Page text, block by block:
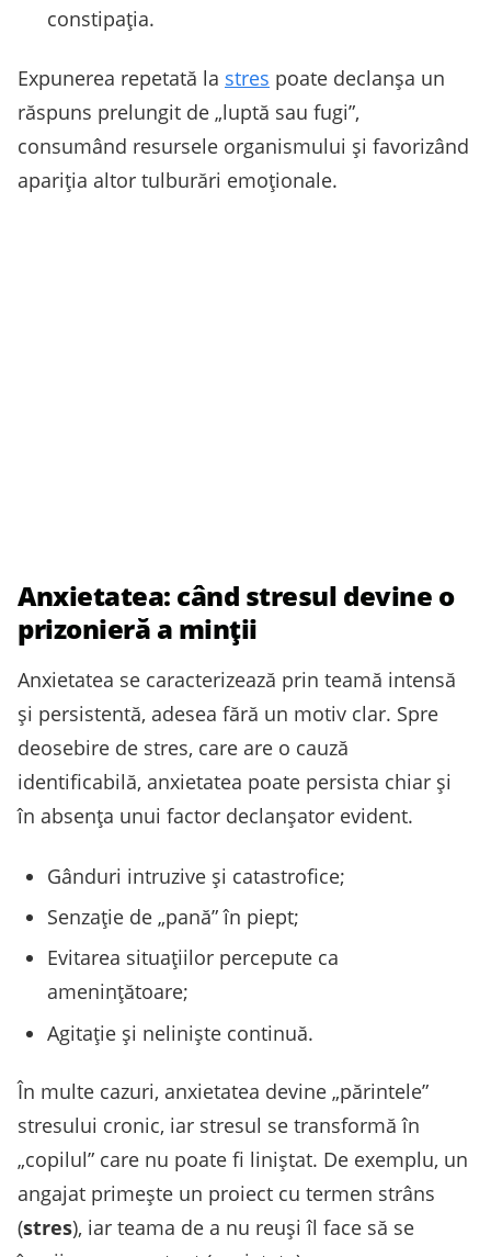
constipația.
Expunerea repetată la stres poate declanșa un
răspuns prelungit de „luptă sau fugi”,
consumând resursele organismului și favorizând
apariția altor tulburări emoționale.
Anxietatea: când stresul devine o
prizonieră a minții
Anxietatea se caracterizează prin teamă intensă
și persistentă, adesea fără un motiv clar. Spre
deosebire de stres, care are o cauză
identificabilă, anxietatea poate persista chiar și
în absența unui factor declanșator evident.
Gânduri intruzive și catastrofice;
Senzație de „pană” în piept;
Evitarea situațiilor percepute ca
amenințătoare;
Agitație și neliniște continuă.
În multe cazuri, anxietatea devine „părintele”
stresului cronic, iar stresul se transformă în
„copilul” care nu poate fi liniștat. De exemplu, un
angajat primește un proiect cu termen strâns
(stres), iar teama de a nu reuși îl face să se